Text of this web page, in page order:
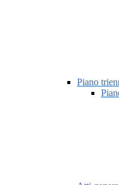
Piano